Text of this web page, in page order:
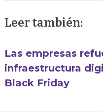
Leer también:
Las empresas
infraestructura
Black Friday